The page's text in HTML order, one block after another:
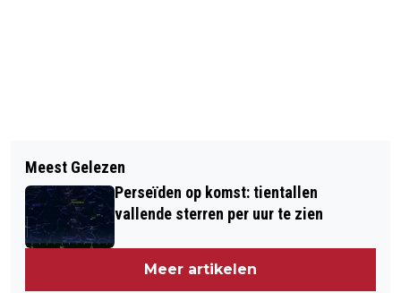
POLITIE SCHIET OP VLUCHTENDE
AUTOMOBILIST
RELLEN IN HONGKONG BIJ OPBREKEN
KAMP BETOGERS
Meest Gelezen
Perseïden op komst: tientallen
vallende sterren per uur te zien
Meer artikelen